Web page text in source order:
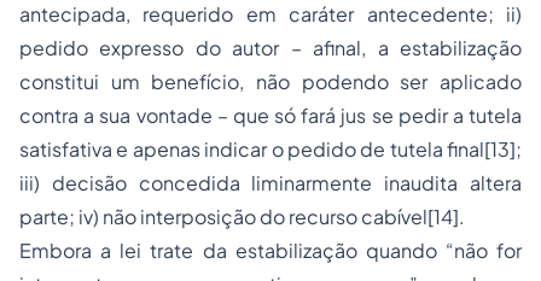
antecipada, requerido em caráter antecedente; ii)
pedido expresso do autor – afinal, a estabilização
constitui um benefício, não podendo ser aplicado
contra a sua vontade – que só fará jus se pedir a tutela
satisfativa e apenas indicar o pedido de tutela final[13];
iii) decisão concedida liminarmente inaudita altera
parte; iv) não interposição do recurso cabível[14].
Embora a lei trate da estabilização quando “não for